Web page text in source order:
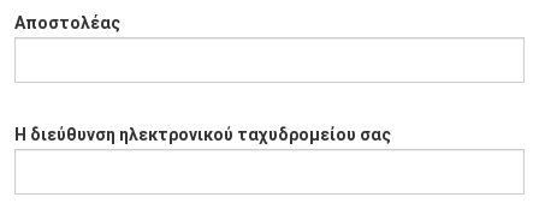
Αποστολέας
Η διεύθυνση ηλεκτρονικού ταχυδρομείου σας